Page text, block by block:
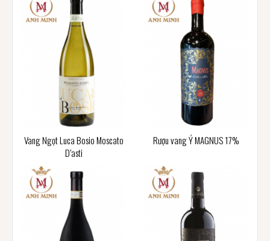
Vang Ngọt Luca Bosio Moscato
D’asti
Rượu vang Ý MAGNUS 17%